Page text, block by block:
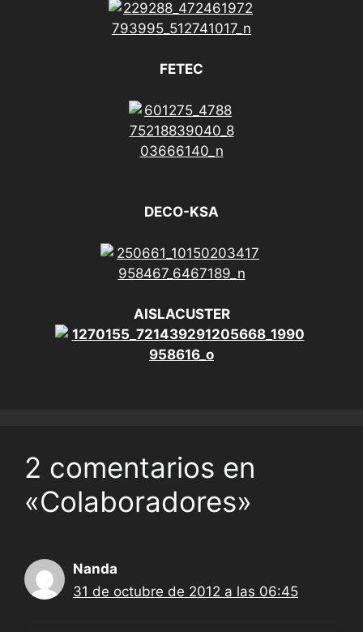
FETEC
DECO-KSA
AISLACUSTER
2 comentarios en
«Colaboradores»
Nanda
31 de octubre de 2012 a las 06:45